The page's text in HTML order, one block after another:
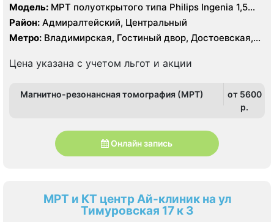
Модель: МРТ полуоткрытого типа Philips Ingenia 1,5
Тесла
Район: Адмиралтейский, Центральный
Метро: Владимирская, Гостиный двор, Достоевская,
Александра Невского, Площадь Восстания,
Чернышевская
Цена указана с учетом льгот и акции
Магнитно-резонансная томография (МРТ)
от 5600
p.
Онлайн запись
МРТ и КТ центр Ай-клиник на ул
Тимуровская 17 к 3